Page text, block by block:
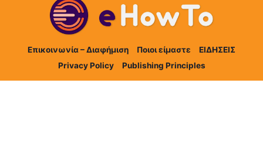
Επικοινωνία – Διαφήμιση Ποιοι είμαστε
ΕΙΔΗΣΕΙΣ
Privacy Policy
Publishing Principles